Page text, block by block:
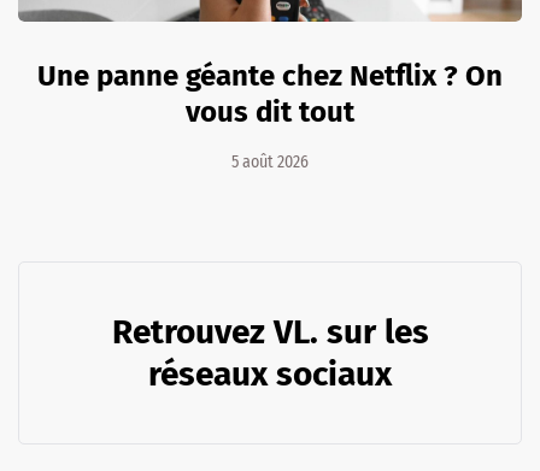
Une panne géante chez Netflix ? On
vous dit tout
5 août 2026
Retrouvez VL. sur les
réseaux sociaux